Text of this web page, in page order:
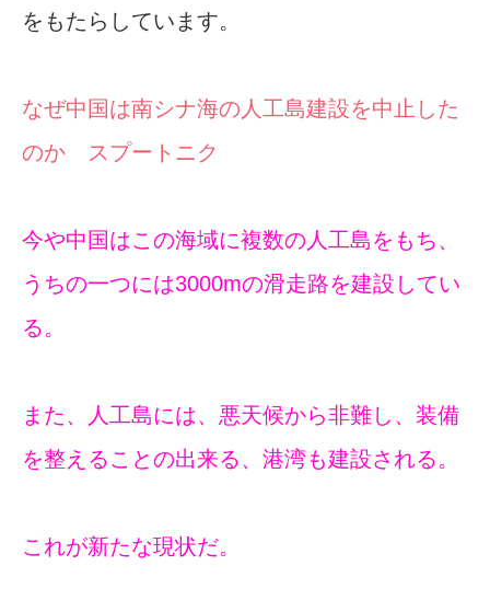
をもたらしています。
なぜ中国は南シナ海の人工島建設を中止した
のか スプートニク
今や中国はこの海域に複数の人工島をもち、
うちの一つには3000mの滑走路を建設してい
る。
また、人工島には、悪天候から非難し、装備
を整えることの出来る、港湾も建設される。
これが新たな現状だ。